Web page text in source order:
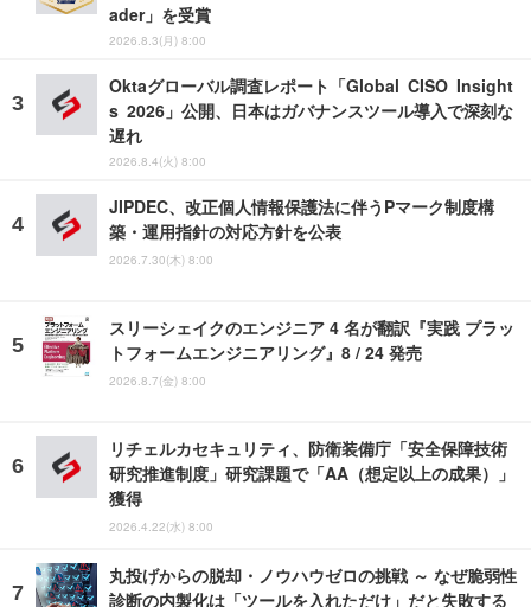
ader」を受賞
2026.8.3(月) 8:00
Oktaグローバル調査レポート「Global CISO Insight
s 2026」公開、日本はガバナンスツール導入で深刻な
遅れ
2026.8.4(火) 8:00
JIPDEC、改正個人情報保護法に伴うPマーク制度構
築・運用指針の対応方針を公表
2026.7.30(木) 8:00
スリーシェイクのエンジニア 4 名が翻訳『実践 プラッ
トフォームエンジニアリング』8 / 24 発売
2026.8.7(金) 8:00
リチェルカセキュリティ、防衛装備庁「安全保障技術
研究推進制度」研究課題で「AA（想定以上の成果）」
獲得
2026.4.22(水) 8:00
丸投げからの脱却・ノウハウゼロの挑戦 ～ なぜ脆弱性
診断の内製化は「ツールを入れただけ」だと失敗する